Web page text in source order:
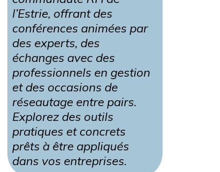
l’Estrie, offrant des
conférences animées par
des experts, des
échanges avec des
professionnels en gestion
et des occasions de
réseautage entre pairs.
Explorez des outils
pratiques et concrets
prêts à être appliqués
dans vos entreprises.